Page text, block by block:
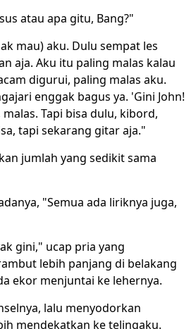
atau apa gitu, Bang?"
mau) aku. Dulu sempat les
aja. Aku itu paling malas kalau
digurui, paling malas aku.
enggak bagus ya. 'Gini John!
malas. Tapi bisa dulu, kibord,
tapi sekarang gitar aja."
jumlah yang sedikit sama
"Semua ada liriknya juga,
gini," ucap pria yang
lebih panjang di belakang
ekor menjuntai ke lehernya.
lalu menyodorkan
mendekatkan ke telingaku.